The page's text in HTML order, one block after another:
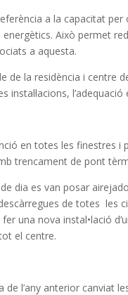
a la capacitat
Això permet
a aquesta.
de la residència i
instal·lacions,
en totes les finestres
trencament de pont
dia es van posar
de totes les
una nova instal•lació
el centre.
de l’any anterior canviat